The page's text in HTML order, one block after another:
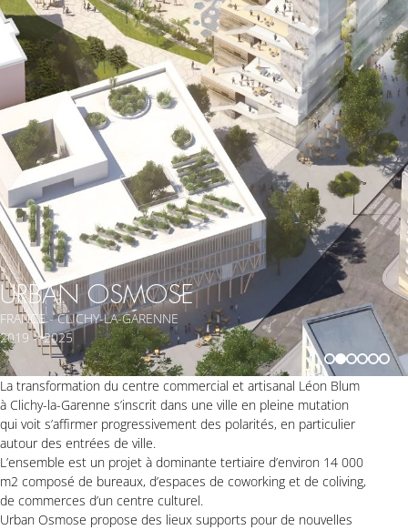
URBAN OSMOSE
FRANCE - CLICHY-LA-GARENNE
2019 > 2025
La transformation du centre commercial et artisanal Léon Blum
à Clichy-la-Garenne s’inscrit dans une ville en pleine mutation
qui voit s’affirmer progressivement des polarités, en particulier
autour des entrées de ville.
L’ensemble est un projet à dominante tertiaire d’environ 14 000
m2 composé de bureaux, d’espaces de coworking et de coliving,
de commerces d’un centre culturel.
Urban Osmose propose des lieux supports pour de nouvelles